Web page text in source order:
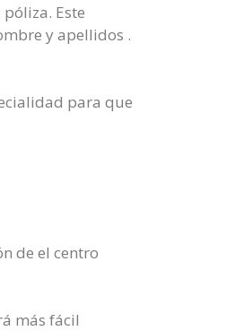
Este
y apellidos .
para que
de el centro
más fácil